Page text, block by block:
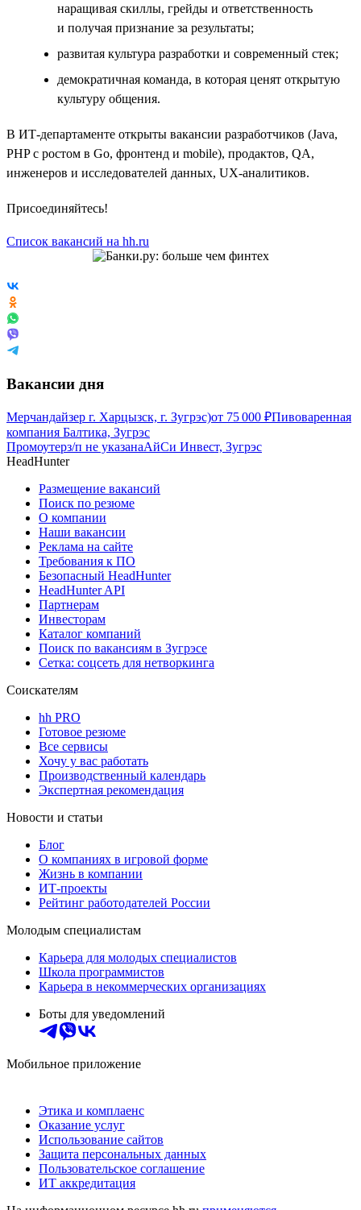
наращивая скиллы, грейды и ответственность
и получая признание за результаты;
развитая культура разработки и современный стек;
демократичная команда, в которая ценят открытую
культуру общения.
В ИТ-департаменте открыты вакансии разработчиков (Java,
PHP с ростом в Go, фронтенд и mobile), продактов, QA,
инженеров и исследователей данных, UX-аналитиков.
Присоединяйтесь!
Список вакансий на hh.ru
Вакансии дня
Мерчандайзер г. Харцызск, г. Зугрэс)от 75 000 ₽Пивоваренная
компания Балтика, Зугрэс
Промоутерз/п не указанаАйСи Инвест, Зугрэс
HeadHunter
Размещение вакансий
Поиск по резюме
О компании
Наши вакансии
Реклама на сайте
Требования к ПО
Безопасный HeadHunter
HeadHunter API
Партнерам
Инвесторам
Каталог компаний
Поиск по вакансиям в Зугрэсе
Сетка: соцсеть для нетворкинга
Соискателям
hh PRO
Готовое резюме
Все сервисы
Хочу у вас работать
Производственный календарь
Экспертная рекомендация
Новости и статьи
Блог
О компаниях в игровой форме
Жизнь в компании
ИТ-проекты
Рейтинг работодателей России
Молодым специалистам
Карьера для молодых специалистов
Школа программистов
Карьера в некоммерческих организациях
Боты для уведомлений
Мобильное приложение
Этика и комплаенс
Оказание услуг
Использование сайтов
Защита персональных данных
Пользовательское соглашение
ИТ аккредитация